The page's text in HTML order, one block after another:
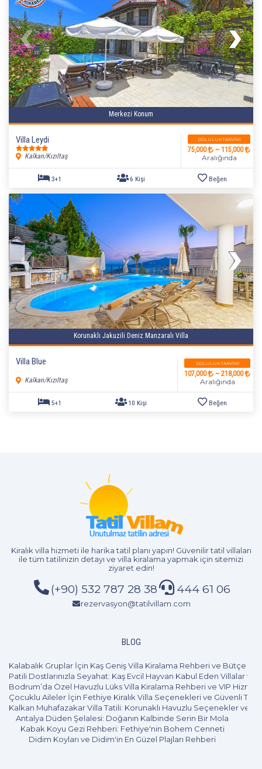
4+1 Beğen
Merkezi Konum
Villa Leydi
Kalkan/Kızıltaş
DOLULUK TAKVIMI
75,000 ~ 115,000
Aralığında
Korunaklı Jakuzili Deniz Manzaralı Villa
Villa Blue
Kalkan/Kızıltaş
DOLULUK TAKVIMI
107,000 ~ 218,000
Aralığında
Kiralık villa hizmetiile harika tatil planı yapın! Güvenilir tatil villaları
ile tüm tatilinizin detayı ve villa kiralama yapmak için sitemizi
ziyaret edin!
(+90) 532 787 28 38 444 61 06
rezervasyon@tatilvillam.com
BLOG
Kalabalık Gruplar İçin Kaş Geniş Villa Kiralama Rehberi ve Bütçe
Patili Dostlarınızla Seyahat: Kaş Evcil Hayvan Kabul Eden Villalar ve
Bodrum’da Özel Havuzlu Lüks Villa Kiralama Rehberi ve VIP
Çocuklu Aileler İçin Fethiye Kiralık Villa Seçenekleri ve Güvenli
Kalkan Muhafazakar Villa Tatili: Korunaklı Havuzlu Seçenekler ve
Antalya Düden Şelalesi: Doğanın Kalbinde Serin Bir Mola
Kabak Koyu Gezi Rehberi: Fethiye'nin Bohem Cenneti
Didim Koyları ve Didim'in En Güzel Plajları Rehberi